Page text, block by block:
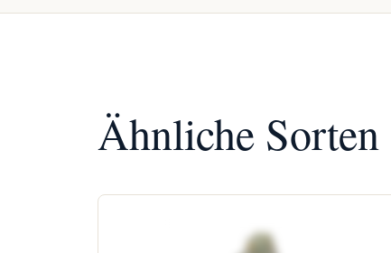
Ähnliche Sorten